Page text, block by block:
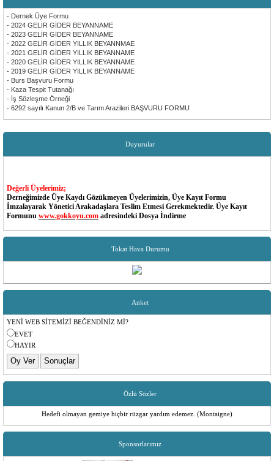
Duyurular
Değerli Üyelerimiz;
Derneğimizde Üye Kaydı Gözükmeyen Üyelerimizin, Üye Kayıt Formu
İmzalayarak Yönetici Arakadaşlara Teslim Etmesi Gerekmektedir. Üye Kayıt
Formunu www.gokkoyu.com adresindeki Dosya İndirme
Panosundan Ulaşabilirsiniz...
Dernek MESAJ Sisteminde Cep Telefon Numaraları Değişen Yada Güncel Olmayan
Değerli Üyelerimiz;
Garanti Bankası - Ümraniye Sanayi
Şube Kodu: 787
Hesap No: 6298579
IBAN: TR65 0006 2000 7870 0006 2985 79
Hesap Sahibi: TOKAT REŞADİYE GÖKKÖYÜ SOSYAL YARDIMLAŞMA
DERNEĞİ
Tokat Hava Durumu
Anket
YENİ WEB SİTEMİZİ BEĞENDİNİZ Mİ?
EVET
HAYIR
Özlü Sözler
Hedefi olmayan gemiye hiçbir rüzgar yardım edemez. (Montaigne)
Sponsorlarımız
- Dernek Üye Formu
- 2024 GELİR GİDER BEYANNAME
- 2023 GELİR GİDER BEYANNAME
- 2022 GELİR GİDER YILLIK BEYANNMAE
- 2021 GELİR GİDER YILLIK BEYANNAME
- 2020 GELİR GİDER YILLIK BEYANNAME
- 2019 GELİR GİDER YILLIK BEYANNAME
- Burs Başvuru Formu
- Kaza Tespit Tutanağı
- İş Sözleşme Örneği
- 6292 sayılı Kanun 2/B ve Tarım Arazileri BAŞVURU FORMU